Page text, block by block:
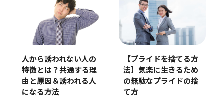
人から誘われない人の
特徴とは？共通する理
由と原因＆誘われる人
になる方法
【プライドを捨てる方
法】気楽に生きるため
の無駄なプライドの捨
て方